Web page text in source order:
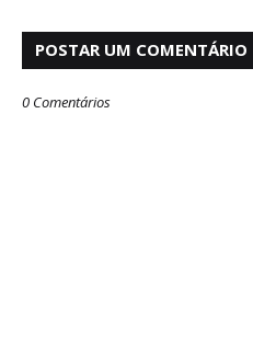
POSTAR UM COMENTÁRIO
0 Comentários